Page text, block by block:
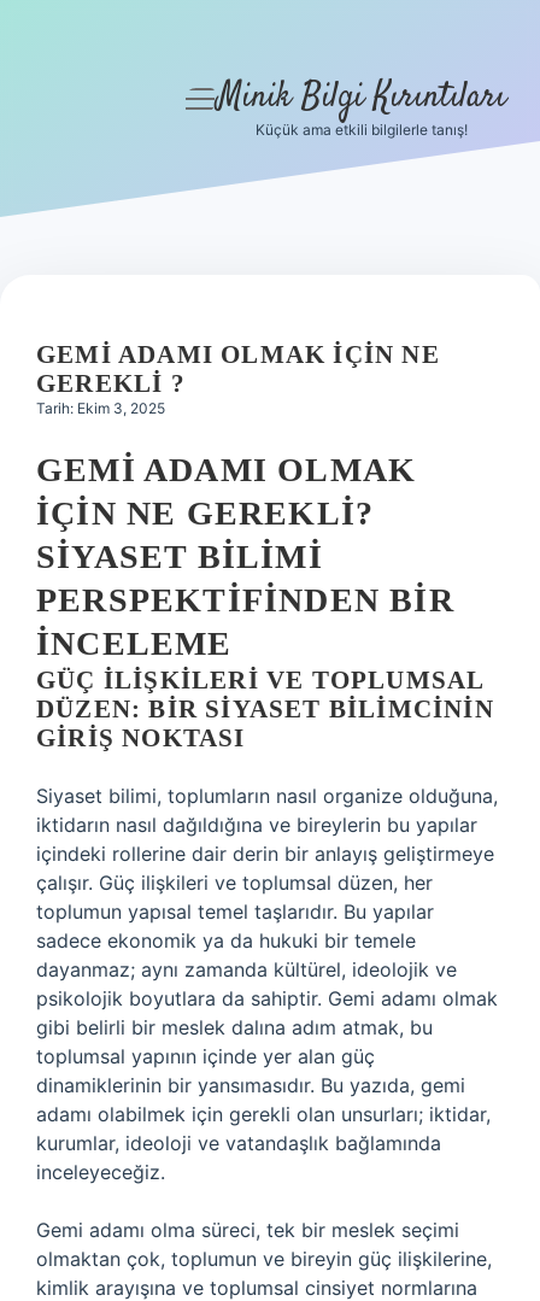
Hakkımızda
menüyü
Minik Bilgi Kırıntıları
Küçük ama etkili bilgilerle tanış!
GEMI ADAMI OLMAK IÇIN NE
GEREKLI ?
Tarih: Ekim 3, 2025
GEMI ADAMI OLMAK
İÇIN NE GEREKLI?
SIYASET BILIMI
PERSPEKTIFINDEN BIR
İNCELEME
GÜÇ İLIŞKILERI VE TOPLUMSAL
DÜZEN: BIR SIYASET BILIMCININ
GIRIŞ NOKTASI
Siyaset bilimi, toplumların nasıl organize olduğuna,
iktidarın nasıl dağıldığına ve bireylerin bu yapılar
içindeki rollerine dair derin bir anlayış geliştirmeye
çalışır. Güç ilişkileri ve toplumsal düzen, her
toplumun yapısal temel taşlarıdır. Bu yapılar
sadece ekonomik ya da hukuki bir temele
dayanmaz; aynı zamanda kültürel, ideolojik ve
psikolojik boyutlara da sahiptir. Gemi adamı olmak
gibi belirli bir meslek dalına adım atmak, bu
toplumsal yapının içinde yer alan güç
dinamiklerinin bir yansımasıdır. Bu yazıda, gemi
adamı olabilmek için gerekli olan unsurları; iktidar,
kurumlar, ideoloji ve vatandaşlık bağlamında
inceleyeceğiz.
Gemi adamı olma süreci, tek bir meslek seçimi
olmaktan çok, toplumun ve bireyin güç ilişkilerine,
kimlik arayışına ve toplumsal cinsiyet normlarına